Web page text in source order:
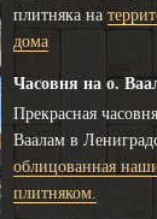
плитняка на
дома
Часовня на о.
Прекрасная
Ваалам в
облицованная
плитняком.